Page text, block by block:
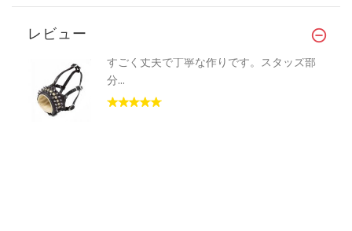
レビュー
すごく丈夫で丁寧な作りです。スタッズ部
分...